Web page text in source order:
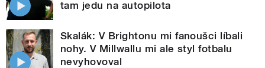
tam jedu na autopilota
Skalák: V Brightonu mi fanoušci líbali
nohy. V Millwallu mi ale styl fotbalu
nevyhovoval